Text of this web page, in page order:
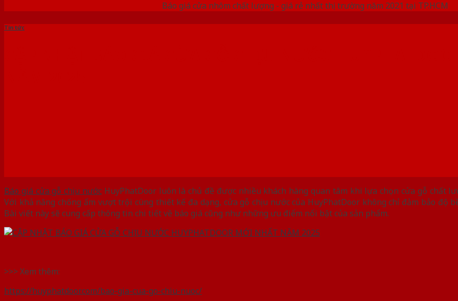
Báo giá cửa nhôm chất lượng - giá rẻ nhất thị trường năm 2021 tại TP.HCM
Tin tức
Báo giá cửa gỗ chịu nước HuyPhatDoor luôn là chủ đề được nhiều khách hàng quan tâm khi lựa chọn cửa gỗ chất
Với khả năng chống ẩm vượt trội cùng thiết kế đa dạng, cửa gỗ chịu nước của HuyPhatDoor không chỉ đảm bảo độ
Bài viết này sẽ cung cấp thông tin chi tiết về báo giá cũng như những ưu điểm nổi bật của sản phẩm.
>>> Xem thêm:
https://huyphatdoor.com/bao-gia-cua-go-chiu-nuoc/